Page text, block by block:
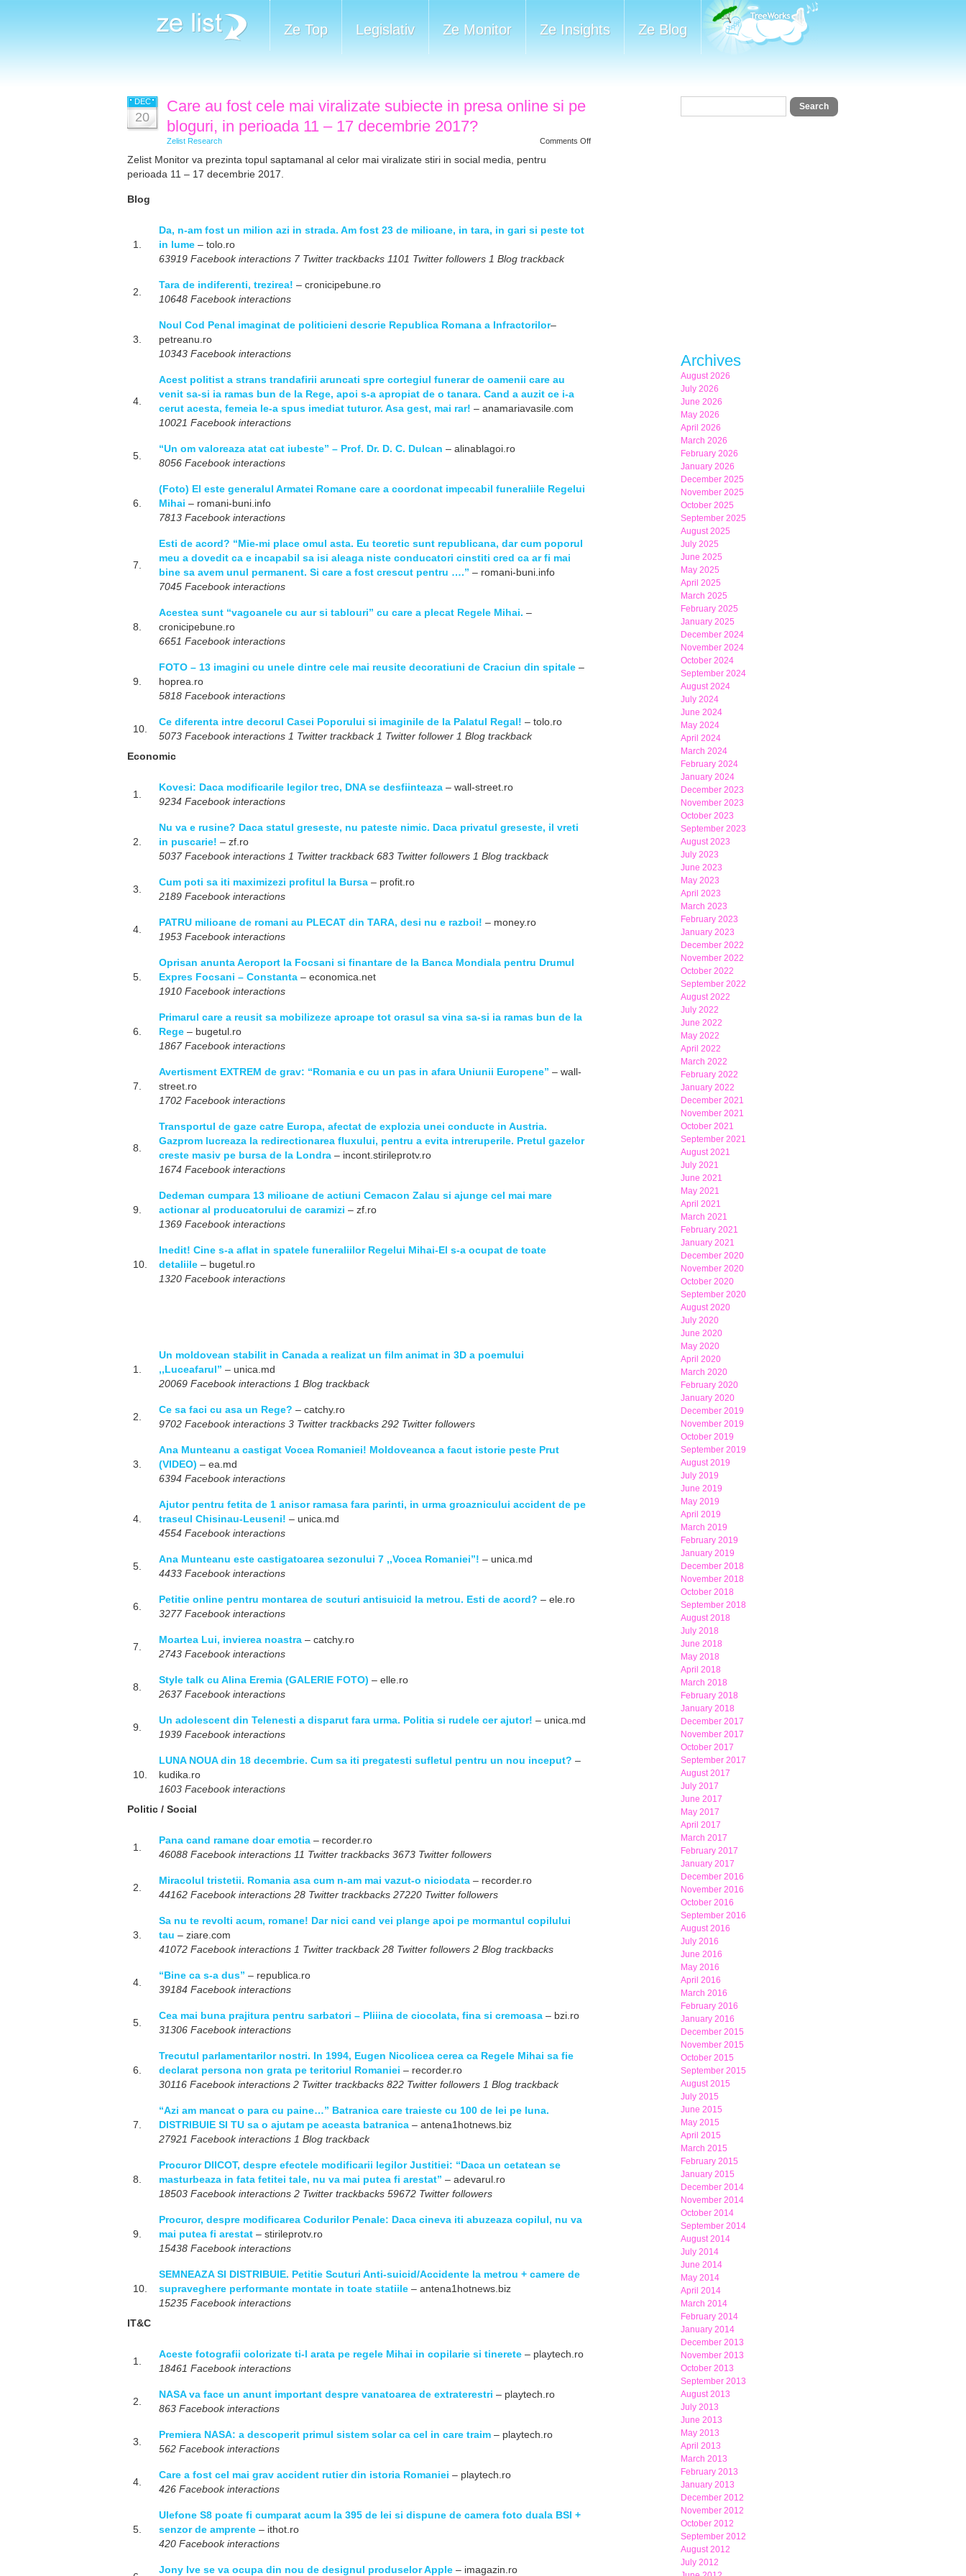
Ze Top Legislativ Ze Monitor Ze Insights Ze Blog
DEC
20
Care au fost cele mai viralizate subiecte in presa online si pe
bloguri, in perioada 11 – 17 decembrie 2017?
Zelist Research Comments Offon
Zelist Monitor va prezinta topul saptamanal al celor mai viralizate stiri in social media, pentru
perioada 11 – 17 decembrie 2017.
Blog
1.
Da, n-am fost un milion azi in strada. Am fost 23 de milioane, in tara, in gari si peste tot
in lume – tolo.ro
63919 Facebook interactions 7 Twitter trackbacks 1101 Twitter followers 1 Blog trackback
2.
Tara de indiferenti, trezirea! – cronicipebune.ro
10648 Facebook interactions
3.
Noul Cod Penal imaginat de politicieni descrie Republica Romana a Infractorilor–
petreanu.ro
10343 Facebook interactions
4.
Acest politist a strans trandafirii aruncati spre cortegiul funerar de oamenii care au
venit sa-si ia ramas bun de la Rege, apoi s-a apropiat de o tanara. Cand a auzit ce i-a
cerut acesta, femeia le-a spus imediat tuturor. Asa gest, mai rar! – anamariavasile.com
10021 Facebook interactions
5.
“Un om valoreaza atat cat iubeste” – Prof. Dr. D. C. Dulcan – alinablagoi.ro
8056 Facebook interactions
6.
(Foto) El este generalul Armatei Romane care a coordonat impecabil funeraliile Regelui
Mihai – romani-buni.info
7813 Facebook interactions
7.
Esti de acord? “Mie-mi place omul asta. Eu teoretic sunt republicana, dar cum poporul
meu a dovedit ca e incapabil sa isi aleaga niste conducatori cinstiti cred ca ar fi mai
bine sa avem unul permanent. Si care a fost crescut pentru ….” – romani-buni.info
7045 Facebook interactions
8.
Acestea sunt “vagoanele cu aur si tablouri” cu care a plecat Regele Mihai. –
cronicipebune.ro
6651 Facebook interactions
9.
FOTO – 13 imagini cu unele dintre cele mai reusite decoratiuni de Craciun din spitale –
hoprea.ro
5818 Facebook interactions
10.
Ce diferenta intre decorul Casei Poporului si imaginile de la Palatul Regal! – tolo.ro
5073 Facebook interactions 1 Twitter trackback 1 Twitter follower 1 Blog trackback
Economic
1.
Kovesi: Daca modificarile legilor trec, DNA se desfiinteaza – wall-street.ro
9234 Facebook interactions
2.
Nu va e rusine? Daca statul greseste, nu pateste nimic. Daca privatul greseste, il vreti
in puscarie! – zf.ro
5037 Facebook interactions 1 Twitter trackback 683 Twitter followers 1 Blog trackback
3.
Cum poti sa iti maximizezi profitul la Bursa – profit.ro
2189 Facebook interactions
4.
PATRU milioane de romani au PLECAT din TARA, desi nu e razboi! – money.ro
1953 Facebook interactions
5.
Oprisan anunta Aeroport la Focsani si finantare de la Banca Mondiala pentru Drumul
Expres Focsani – Constanta – economica.net
1910 Facebook interactions
6.
Primarul care a reusit sa mobilizeze aproape tot orasul sa vina sa-si ia ramas bun de la
Rege – bugetul.ro
1867 Facebook interactions
7.
Avertisment EXTREM de grav: “Romania e cu un pas in afara Uniunii Europene” – wall-
street.ro
1702 Facebook interactions
8.
Transportul de gaze catre Europa, afectat de explozia unei conducte in Austria.
Gazprom lucreaza la redirectionarea fluxului, pentru a evita intreruperile. Pretul gazelor
creste masiv pe bursa de la Londra – incont.stirileprotv.ro
1674 Facebook interactions
9.
Dedeman cumpara 13 milioane de actiuni Cemacon Zalau si ajunge cel mai mare
actionar al producatorului de caramizi – zf.ro
1369 Facebook interactions
10.
Inedit! Cine s-a aflat in spatele funeraliilor Regelui Mihai-El s-a ocupat de toate
detaliile – bugetul.ro
1320 Facebook interactions
1.
Un moldovean stabilit in Canada a realizat un film animat in 3D a poemului
,,Luceafarul” – unica.md
20069 Facebook interactions 1 Blog trackback
2.
Ce sa faci cu asa un Rege? – catchy.ro
9702 Facebook interactions 3 Twitter trackbacks 292 Twitter followers
3.
Ana Munteanu a castigat Vocea Romaniei! Moldoveanca a facut istorie peste Prut
(VIDEO) – ea.md
6394 Facebook interactions
4.
Ajutor pentru fetita de 1 anisor ramasa fara parinti, in urma groaznicului accident de pe
traseul Chisinau-Leuseni! – unica.md
4554 Facebook interactions
5.
Ana Munteanu este castigatoarea sezonului 7 ,,Vocea Romaniei”! – unica.md
4433 Facebook interactions
6.
Petitie online pentru montarea de scuturi antisuicid la metrou. Esti de acord? – ele.ro
3277 Facebook interactions
7.
Moartea Lui, invierea noastra – catchy.ro
2743 Facebook interactions
8.
Style talk cu Alina Eremia (GALERIE FOTO) – elle.ro
2637 Facebook interactions
9.
Un adolescent din Telenesti a disparut fara urma. Politia si rudele cer ajutor! – unica.md
1939 Facebook interactions
10.
LUNA NOUA din 18 decembrie. Cum sa iti pregatesti sufletul pentru un nou inceput? –
kudika.ro
1603 Facebook interactions
Politic / Social
1.
Pana cand ramane doar emotia – recorder.ro
46088 Facebook interactions 11 Twitter trackbacks 3673 Twitter followers
2.
Miracolul tristetii. Romania asa cum n-am mai vazut-o niciodata – recorder.ro
44162 Facebook interactions 28 Twitter trackbacks 27220 Twitter followers
3.
Sa nu te revolti acum, romane! Dar nici cand vei plange apoi pe mormantul copilului
tau – ziare.com
41072 Facebook interactions 1 Twitter trackback 28 Twitter followers 2 Blog trackbacks
4.
“Bine ca s-a dus” – republica.ro
39184 Facebook interactions
5.
Cea mai buna prajitura pentru sarbatori – Pliiina de ciocolata, fina si cremoasa – bzi.ro
31306 Facebook interactions
6.
Trecutul parlamentarilor nostri. In 1994, Eugen Nicolicea cerea ca Regele Mihai sa fie
declarat persona non grata pe teritoriul Romaniei – recorder.ro
30116 Facebook interactions 2 Twitter trackbacks 822 Twitter followers 1 Blog trackback
7.
“Azi am mancat o para cu paine…” Batranica care traieste cu 100 de lei pe luna.
DISTRIBUIE SI TU sa o ajutam pe aceasta batranica – antena1hotnews.biz
27921 Facebook interactions 1 Blog trackback
8.
Procuror DIICOT, despre efectele modificarii legilor Justitiei: “Daca un cetatean se
masturbeaza in fata fetitei tale, nu va mai putea fi arestat” – adevarul.ro
18503 Facebook interactions 2 Twitter trackbacks 59672 Twitter followers
9.
Procuror, despre modificarea Codurilor Penale: Daca cineva iti abuzeaza copilul, nu va
mai putea fi arestat – stirileprotv.ro
15438 Facebook interactions
10.
SEMNEAZA SI DISTRIBUIE. Petitie Scuturi Anti-suicid/Accidente la metrou + camere de
supraveghere performante montate in toate statiile – antena1hotnews.biz
15235 Facebook interactions
IT&C
1.
Aceste fotografii colorizate ti-l arata pe regele Mihai in copilarie si tinerete – playtech.ro
18461 Facebook interactions
2.
NASA va face un anunt important despre vanatoarea de extraterestri – playtech.ro
863 Facebook interactions
3.
Premiera NASA: a descoperit primul sistem solar ca cel in care traim – playtech.ro
562 Facebook interactions
4.
Care a fost cel mai grav accident rutier din istoria Romaniei – playtech.ro
426 Facebook interactions
5.
Ulefone S8 poate fi cumparat acum la 395 de lei si dispune de camera foto duala BSI +
senzor de amprente – ithot.ro
420 Facebook interactions
Jony Ive se va ocupa din nou de designul produselor Apple – imagazin.ro
Archives
August 2026
July 2026
June 2026
May 2026
April 2026
March 2026
February 2026
January 2026
December 2025
November 2025
October 2025
September 2025
August 2025
July 2025
June 2025
May 2025
April 2025
March 2025
February 2025
January 2025
December 2024
November 2024
October 2024
September 2024
August 2024
July 2024
June 2024
May 2024
April 2024
March 2024
February 2024
January 2024
December 2023
November 2023
October 2023
September 2023
August 2023
July 2023
June 2023
May 2023
April 2023
March 2023
February 2023
January 2023
December 2022
November 2022
October 2022
September 2022
August 2022
July 2022
June 2022
May 2022
April 2022
March 2022
February 2022
January 2022
December 2021
November 2021
October 2021
September 2021
August 2021
July 2021
June 2021
May 2021
April 2021
March 2021
February 2021
January 2021
December 2020
November 2020
October 2020
September 2020
August 2020
July 2020
June 2020
May 2020
April 2020
March 2020
February 2020
January 2020
December 2019
November 2019
October 2019
September 2019
August 2019
July 2019
June 2019
May 2019
April 2019
March 2019
February 2019
January 2019
December 2018
November 2018
October 2018
September 2018
August 2018
July 2018
June 2018
May 2018
April 2018
March 2018
February 2018
January 2018
December 2017
November 2017
October 2017
September 2017
August 2017
July 2017
June 2017
May 2017
April 2017
March 2017
February 2017
January 2017
December 2016
November 2016
October 2016
September 2016
August 2016
July 2016
June 2016
May 2016
April 2016
March 2016
February 2016
January 2016
December 2015
November 2015
October 2015
September 2015
August 2015
July 2015
June 2015
May 2015
April 2015
March 2015
February 2015
January 2015
December 2014
November 2014
October 2014
September 2014
August 2014
July 2014
June 2014
May 2014
April 2014
March 2014
February 2014
January 2014
December 2013
November 2013
October 2013
September 2013
August 2013
July 2013
June 2013
May 2013
April 2013
March 2013
February 2013
January 2013
December 2012
November 2012
October 2012
September 2012
August 2012
July 2012